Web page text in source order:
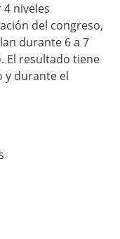
niveles
del congreso,
durante 6 a 7
El resultado tiene
y durante el